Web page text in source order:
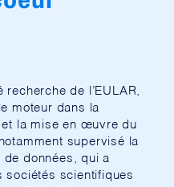
de l’EULAR,
moteur dans la
la mise en œuvre du
supervisé la
données, qui a
sociétés scientifiques